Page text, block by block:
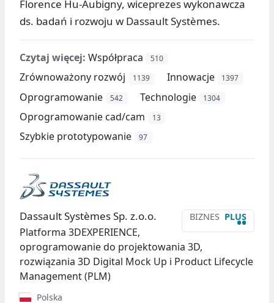
Florence Hu-Aubigny, wiceprezes wykonawcza
ds. badań i rozwoju w Dassault Systèmes.
Czytaj więcej: Współpraca 510
Zrównoważony rozwój 1139 Innowacje 1397
Oprogramowanie 542 Technologie 1304
Oprogramowanie cad/cam 13
Szybkie prototypowanie 97
BIZNES PLUS
••
Dassault Systèmes Sp. z.o.o.
Platforma 3DEXPERIENCE,
oprogramowanie do projektowania 3D,
rozwiązania 3D Digital Mock Up i Product Lifecycle
Management (PLM)
Polska